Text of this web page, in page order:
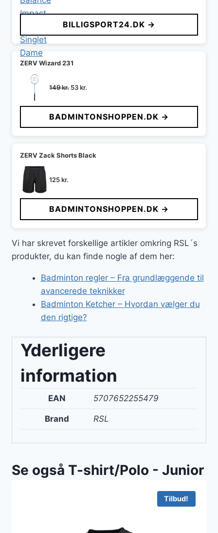
pris
var:
249 kr..
pris
er:
119 kr..
BILLIGSPORT24.DK →
ZERV Wizard 231
149kr. Den
pris
var:
149 kr..
53kr.
pris
er:
53 kr..
BADMINTONSHOPPEN.DK →
ZERV Zack Shorts Black
125kr.
BADMINTONSHOPPEN.DK →
Vi har skrevet forskellige artikler omkring RSL´s
produkter, du kan finde nogle af dem her:
Badminton regler – Fra grundlæggende til
avancerede teknikker
Badminton Ketcher – Hvordan vælger du
den rigtige?
Yderligere
information
EAN 5707652255479
Brand RSL
Se også T-shirt/Polo - Junior
Tilbud!